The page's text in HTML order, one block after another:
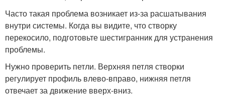
Часто такая проблема возникает из-за расшатывания
внутри системы. Когда вы видите, что створку
перекосило, подготовьте шестигранник для устранения
проблемы.
Нужно проверить петли. Верхняя петля створки
регулирует профиль влево-вправо, нижняя петля
отвечает за движение вверх-вниз.